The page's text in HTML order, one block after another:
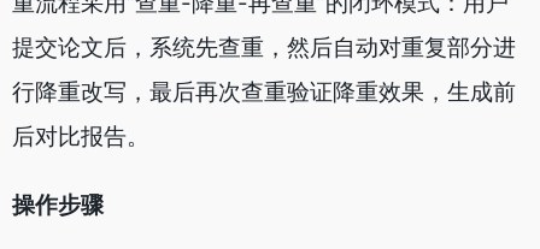
提交论文后，系统先查重，然后自动对重复部分进
行降重改写，最后再次查重验证降重效果，生成前
后对比报告。
操作步骤